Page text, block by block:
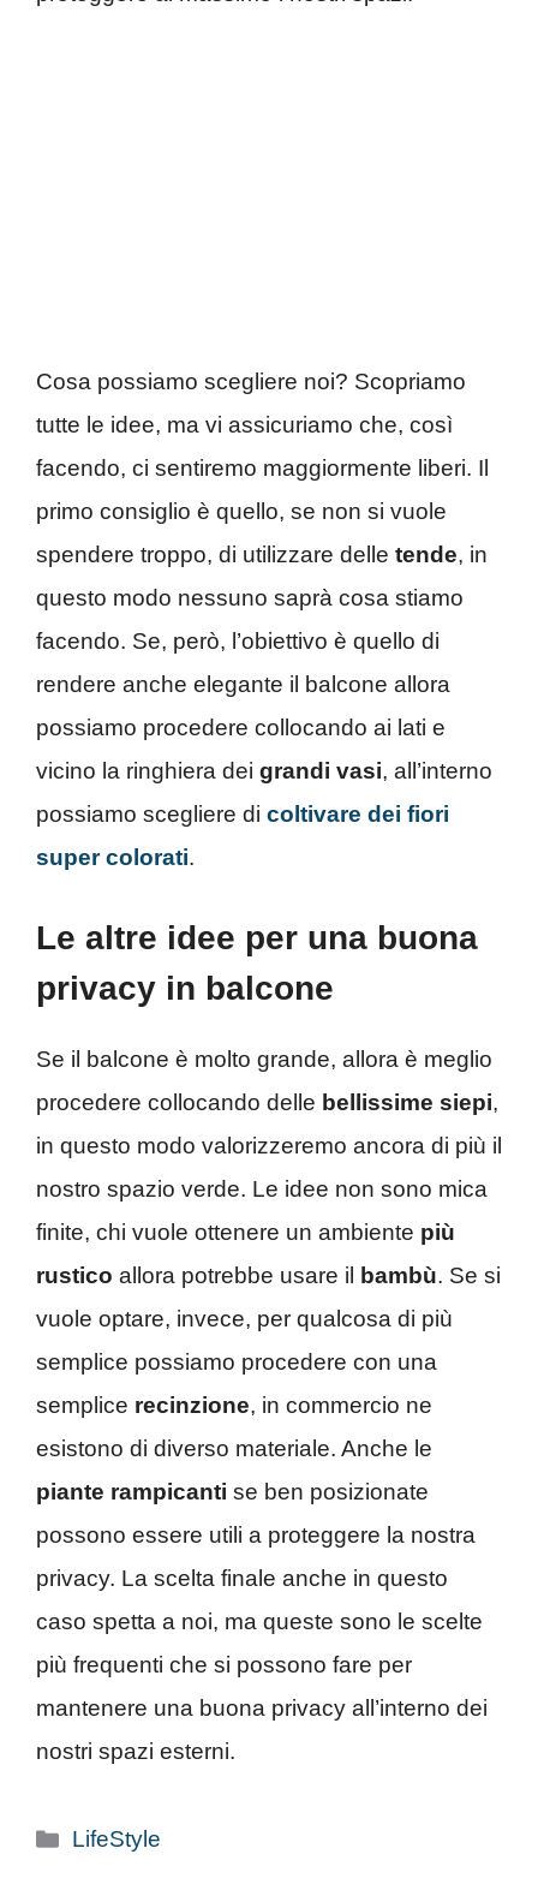
Cosa possiamo scegliere noi? Scopriamo
tutte le idee, ma vi assicuriamo che, così
facendo, ci sentiremo maggiormente liberi. Il
primo consiglio è quello, se non si vuole
spendere troppo, di utilizzare delle tende, in
questo modo nessuno saprà cosa stiamo
facendo. Se, però, l’obiettivo è quello di
rendere anche elegante il balcone allora
possiamo procedere collocando ai lati e
vicino la ringhiera dei grandi vasi, all’interno
possiamo scegliere di coltivare dei fiori
super colorati.
Le altre idee per una buona
privacy in balcone
Se il balcone è molto grande, allora è meglio
procedere collocando delle bellissime siepi,
in questo modo valorizzeremo ancora di più il
nostro spazio verde. Le idee non sono mica
finite, chi vuole ottenere un ambiente più
rustico allora potrebbe usare il bambù. Se si
vuole optare, invece, per qualcosa di più
semplice possiamo procedere con una
semplice recinzione, in commercio ne
esistono di diverso materiale. Anche le
piante rampicanti se ben posizionate
possono essere utili a proteggere la nostra
privacy. La scelta finale anche in questo
caso spetta a noi, ma queste sono le scelte
più frequenti che si possono fare per
mantenere una buona privacy all’interno dei
nostri spazi esterni.
Categorie
LifeStyle